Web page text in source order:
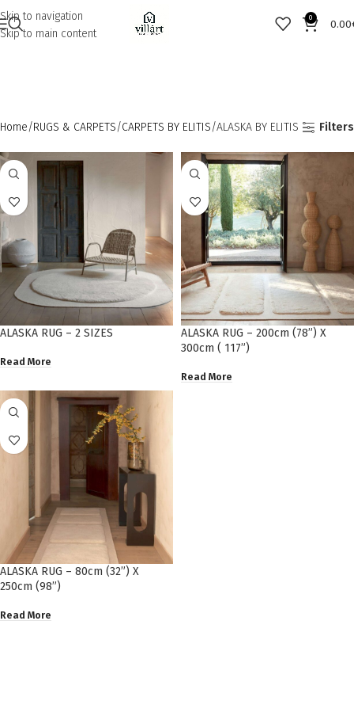
Skip to navigation
Skip to main content
0
0.00
Home RUGS & CARPETS CARPETS BY ELITIS ALASKA BY ELITIS Filters
ALASKA RUG – 2 SIZES
Read More
ALASKA RUG – 200cm (78”) X
300cm ( 117”)
Read More
ALASKA RUG – 80cm (32”) X
250cm (98”)
Read More